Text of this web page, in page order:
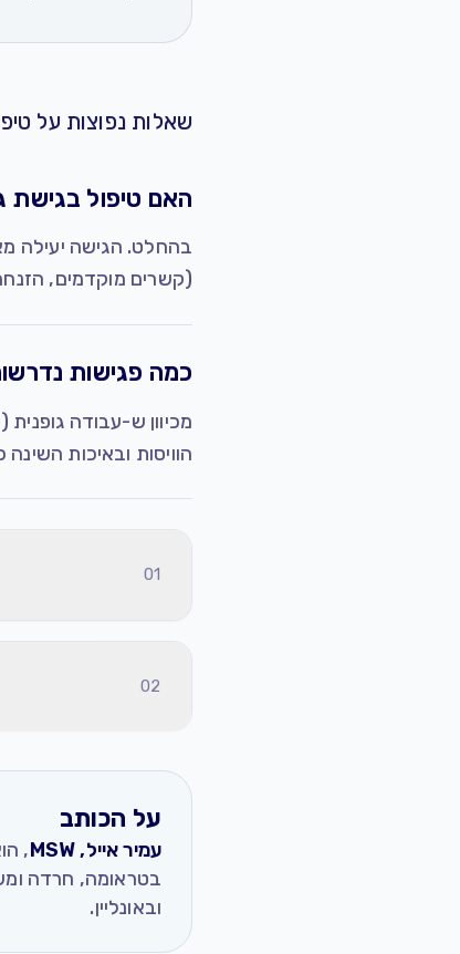
שאלות נפוצות על
האם טיפול
בהחלט. הגישה יעילה
(קשרים מוקדמים,
כמה פגישות
מכיוון ש-עבודה
הוויסות ובאיכות השינה כבר לאחר 5-10 פגישות. התהליך העמוק של שינוי דפוסי
על הכותב
עמיר אייל, MSW
ובאונליין.